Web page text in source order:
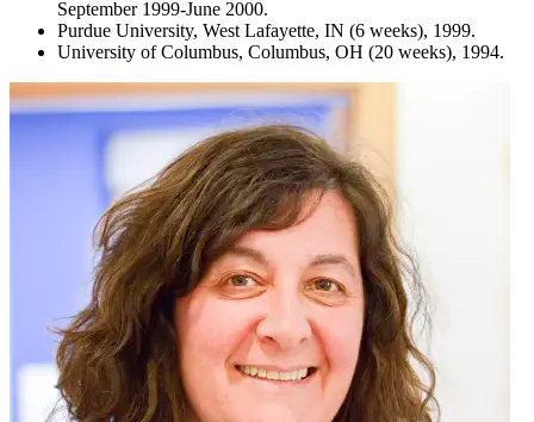
September 1999-June 2000.
Purdue University, West Lafayette, IN (6 weeks), 1999.
University of Columbus, Columbus, OH (20 weeks), 1994.